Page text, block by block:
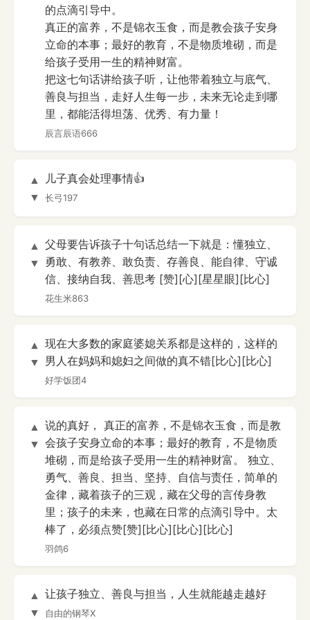
的点滴引导中。
真正的富养，不是锦衣玉食，而是教会孩子安身
立命的本事；最好的教育，不是物质堆砌，而是
给孩子受用一生的精神财富。
把这七句话讲给孩子听，让他带着独立与底气、
善良与担当，走好人生每一步，未来无论走到哪
里，都能活得坦荡、优秀、有力量！
辰言辰语666
▲
▼
儿子真会处理事情👍
长弓197
▲
▼
父母要告诉孩子十句话总结一下就是：懂独立、
勇敢、有教养、敢负责、存善良、能自律、守诚
信、接纳自我、善思考 [赞][心][星星眼][比心]
花生米863
▲
▼
现在大多数的家庭婆媳关系都是这样的，这样的
男人在妈妈和媳妇之间做的真不错[比心][比心]
好学饭团4
▲
▼
说的真好， 真正的富养，不是锦衣玉食，而是教
会孩子安身立命的本事；最好的教育，不是物质
堆砌，而是给孩子受用一生的精神财富。 独立、
勇气、善良、担当、坚持、自信与责任，简单的
金律，藏着孩子的三观，藏在父母的言传身教
里；孩子的未来，也藏在日常的点滴引导中。太
棒了，必须点赞[赞][比心][比心][比心]
羽鸽6
▲
▼
让孩子独立、善良与担当，人生就能越走越好
自由的钢琴X